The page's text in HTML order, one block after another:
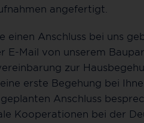
angefertigt.
einen Anschluss bei uns
E-Mail von unserem
zur
erste Begehung bei
Anschluss
Kooperationen bei der